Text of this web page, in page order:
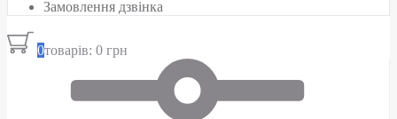
Замовлення дзвінка
0товарів: 0 грн